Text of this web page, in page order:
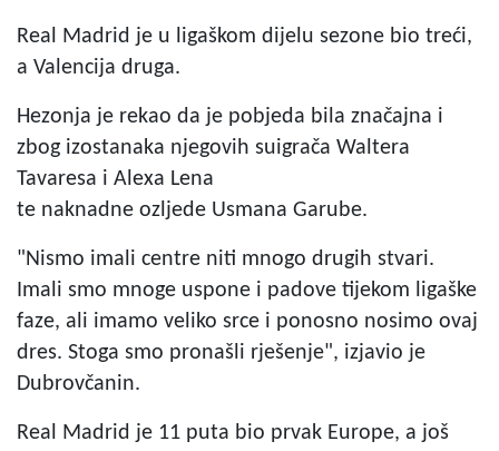
Real Madrid je u ligaškom dijelu sezone bio treći,
a Valencija druga.
Hezonja je rekao da je pobjeda bila značajna i
zbog izostanaka njegovih suigrača Waltera
Tavaresa i Alexa Lena
te naknadne ozljede Usmana Garube.
"Nismo imali centre niti mnogo drugih stvari.
Imali smo mnoge uspone i padove tijekom ligaške
faze, ali imamo veliko srce i ponosno nosimo ovaj
dres. Stoga smo pronašli rješenje", izjavio je
Dubrovčanin.
Real Madrid je 11 puta bio prvak Europe, a još